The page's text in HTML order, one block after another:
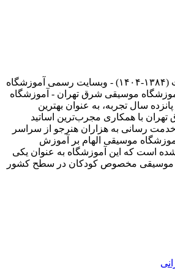
کلیه حقوق محفوظ است (۱۳۸۴-۱۴۰۴) - وبسایت رسمی آموزشگاه
موسیقی شرق تهران - آموزشگاه
سال تجربه، به عنوان بهترین
با همکاری مجرب‌ترین اساتید
رسانی به هزاران هنرجو از سراسر
موسیقی الهام بر آموزش
است که این آموزشگاه به عنوان یکی
موسیقی مخصوص کودکان در سطح کشور